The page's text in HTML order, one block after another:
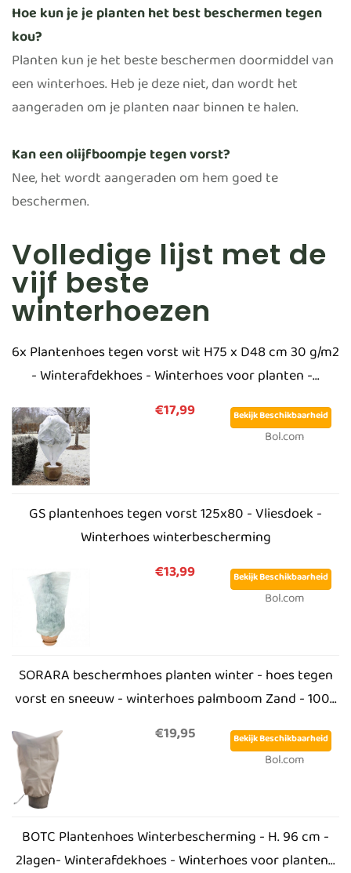
Hoe kun je je planten het best beschermen tegen
kou?
Planten kun je het beste beschermen doormiddel van
een winterhoes. Heb je deze niet, dan wordt het
aangeraden om je planten naar binnen te halen.
Kan een olijfboompje tegen vorst?
Nee, het wordt aangeraden om hem goed te
beschermen.
Volledige lijst met de
vijf beste
winterhoezen
6x Plantenhoes tegen vorst wit H75 x D48 cm 30 g/m2
- Winterafdekhoes - Winterhoes voor planten -...
€17,99
Bekijk Beschikbaarheid
Bol.com
GS plantenhoes tegen vorst 125x80 - Vliesdoek -
Winterhoes winterbescherming
€13,99
Bekijk Beschikbaarheid
Bol.com
SORARA beschermhoes planten winter - hoes tegen
vorst en sneeuw - winterhoes palmboom Zand - 100...
€19,95
Bekijk Beschikbaarheid
Bol.com
BOTC Plantenhoes Winterbescherming - H. 96 cm -
2lagen- Winterafdekhoes - Winterhoes voor planten...